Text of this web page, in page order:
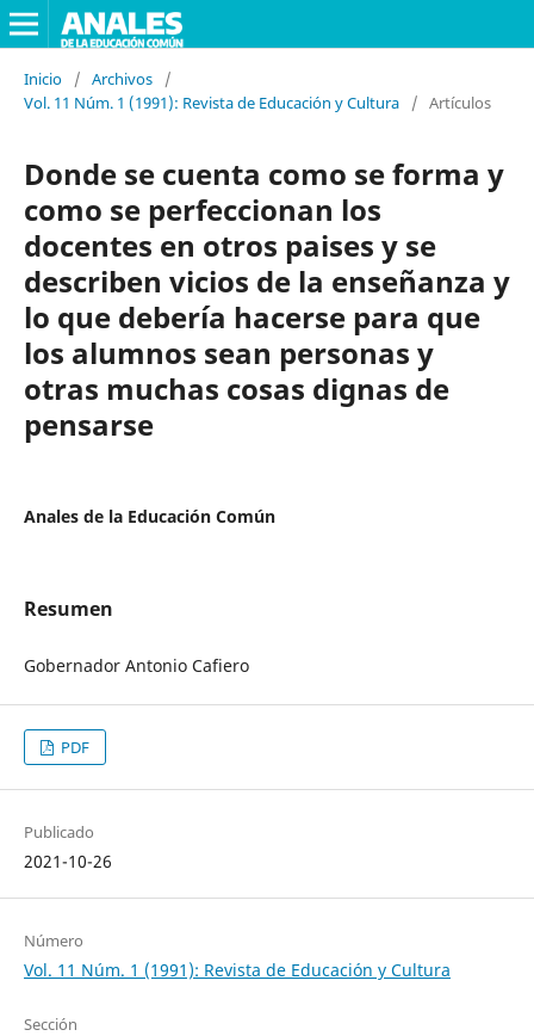
Inicio / Archivos
/
Vol. 11 Núm. 1 (1991): Revista de Educación y Cultura
/ Artículos
Donde se cuenta como se forma y
como se perfeccionan los
docentes en otros paises y se
describen vicios de la enseñanza y
lo que debería hacerse para que
los alumnos sean personas y
otras muchas cosas dignas de
pensarse
Anales de la Educación Común
Resumen
Gobernador Antonio Cafiero
PDF
Publicado
2021-10-26
Número
Vol. 11 Núm. 1 (1991): Revista de Educación y Cultura
Sección